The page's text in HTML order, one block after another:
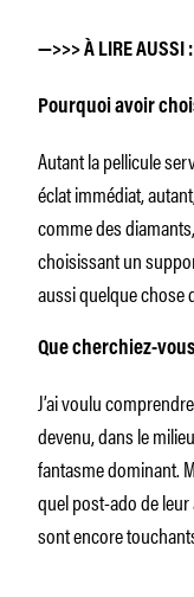
—>>> À LIRE AUSSI :
Pourquoi avoir
Autant la pellicule
éclat immédiat,
comme des
choisissant un
aussi quelque chose
Que cherchiez-
J’ai voulu
devenu, dans le
fantasme dominant.
quel post-ado de
sont encore